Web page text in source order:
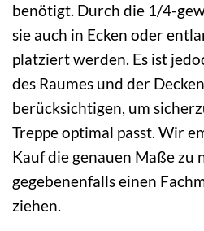
benötigt. Durch die 1/4-
sie auch in Ecken oder
platziert werden. Es ist
des Raumes und der
berücksichtigen, um
Treppe optimal passt. Wir
Kauf die genauen Maße zu
gegebenenfalls einen
ziehen.